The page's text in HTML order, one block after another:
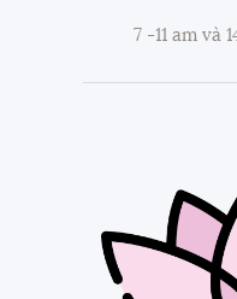
7 -11 am và